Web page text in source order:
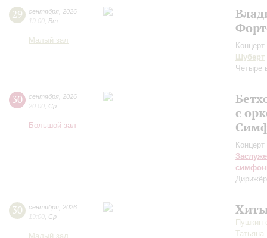
29 сентября 2026
19:00 Вт
Малый зал
Шуберт
Четыре
30 сентября 2026
20:00 Ср
Большой зал
с
30 сентября 2026
19:00 Ср
Малый зал
Пушкин